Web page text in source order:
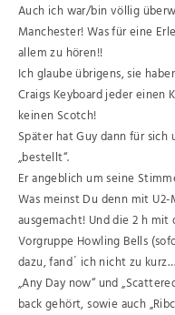
Auch ich war/bin völlig
Manchester! Was für eine
allem zu hören!!
Ich glaube übrigens, sie
Craigs Keyboard jeder einen
keinen Scotch!
Später hat Guy dann für
„bestellt“.
Er angeblich um seine
Was meinst Du denn mit
ausgemacht! Und die 2 h
Vorgruppe Howling Bells
dazu, fand´ ich nicht zu
„Any Day now“ und
back gehört, sowie auch